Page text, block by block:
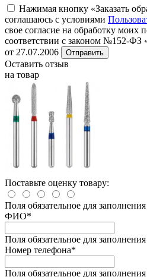
Нажимая кнопку «Заказать
соглашаюсь с условиями
свое согласие на обработку моих
соответствии с законом №152-
от 27.07.2006
Отправить
Оставить отзыв
на товар
Поставьте оценку товару:
Поля обязательное для заполнения
ФИО*
Поля обязательное для заполнения
Номер телефона*
Поля обязательное для заполнения